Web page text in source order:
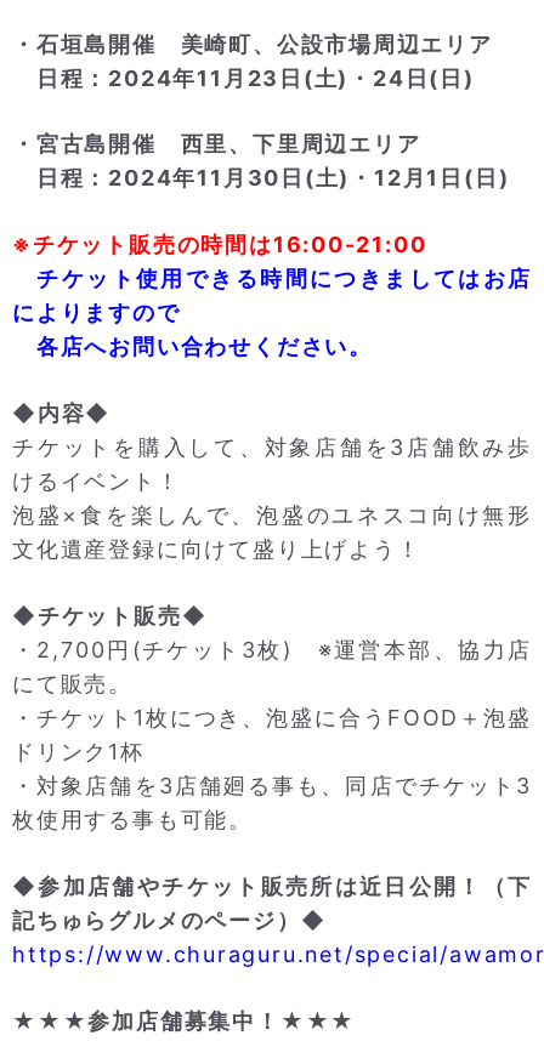
・石垣島開催 美崎町、公設市場周辺エリア
日程：2024年11月23日(土)・24日(日)
・宮古島開催 西里、下里周辺エリア
日程：2024年11月30日(土)・12月1日(日)
※チケット販売の時間は16:00-21:00
チケット使用できる時間につきましてはお店
によりますので
各店へお問い合わせください。
◆内容◆
チケットを購入して、対象店舗を3店舗飲み歩
けるイベント！
泡盛×食を楽しんで、泡盛のユネスコ向け無形
文化遺産登録に向けて盛り上げよう！
◆チケット販売◆
・2,700円(チケット3枚) ※運営本部、協力店
にて販売。
・チケット1枚につき、泡盛に合うFOOD＋泡盛
ドリンク1杯
・対象店舗を3店舗廻る事も、同店でチケット3
枚使用する事も可能。
◆参加店舗やチケット販売所は近日公開！（下
記ちゅらグルメのページ）◆
https://www.churaguru.net/special/
★★★参加店舗募集中！★★★